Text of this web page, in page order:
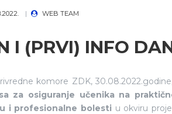
WEB TEAM
I (PRVI) INFO
komore ZDK,
za osiguranje učenika na
i profesionalne bolesti u okviru